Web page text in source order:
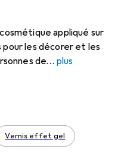
appliqué sur
pour les décorer et les
de
plus
Vernis effet gel